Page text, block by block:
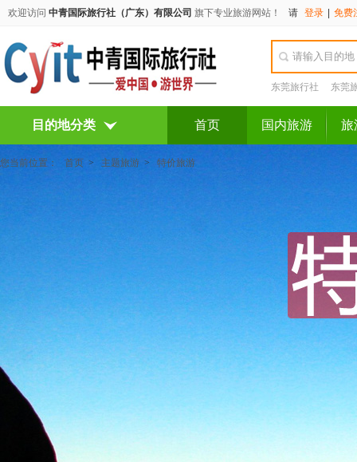
欢迎访问 中青国际旅行社（广东）有限公司 旗下专业旅游网站！ 请 登录 免费
东莞旅行社 东莞
目的地分类 首页 国内旅游 旅
您当前位置： 首页 > 主题旅游 > 特价旅游